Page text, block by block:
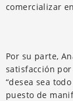
comercializar
Por su parte,
satisfacción
“desea sea
puesto de